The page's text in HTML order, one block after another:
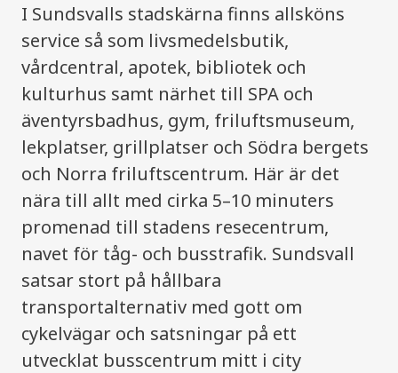
I Sundsvalls stadskärna finns allsköns
service så som livsmedelsbutik,
vårdcentral, apotek, bibliotek och
kulturhus samt närhet till SPA och
äventyrsbadhus, gym, friluftsmuseum,
lekplatser, grillplatser och Södra bergets
och Norra friluftscentrum. Här är det
nära till allt med cirka 5–10 minuters
promenad till stadens resecentrum,
navet för tåg- och busstrafik. Sundsvall
satsar stort på hållbara
transportalternativ med gott om
cykelvägar och satsningar på ett
utvecklat busscentrum mitt i city